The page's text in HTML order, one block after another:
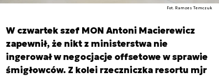
Fot. Ramzes Temczuk
W czwartek szef MON Antoni Macierewicz
zapewnił, że nikt z ministerstwa nie
ingerował w negocjacje offsetowe w sprawie
śmigłowców. Z kolei rzeczniczka resortu mjr